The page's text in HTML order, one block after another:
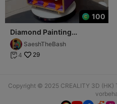
100
Diamond Painting
Organizer an Storage
SaeshTheBash
 4 29
Copyright © 2025 CREALITY 3D (HK)